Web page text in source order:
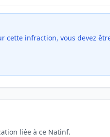
cette infraction, vous devez
liée à ce Natinf.